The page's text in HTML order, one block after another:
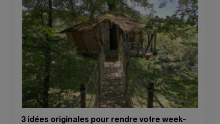
3 idées originales pour rendre votre week-